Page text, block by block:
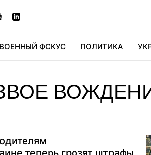
ВОЕННЫЙ ФОКУС ПОЛИТИКА
теперь грозят штрафы